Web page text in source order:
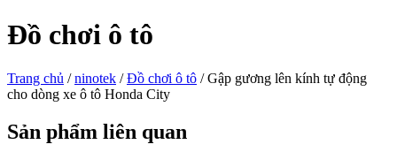
Đồ chơi ô tô
Trang chủ /ninotek /Đồ chơi ô tô / Gập gương lên kính tự động
cho dòng xe ô tô Honda City
Sản phẩm liên quan